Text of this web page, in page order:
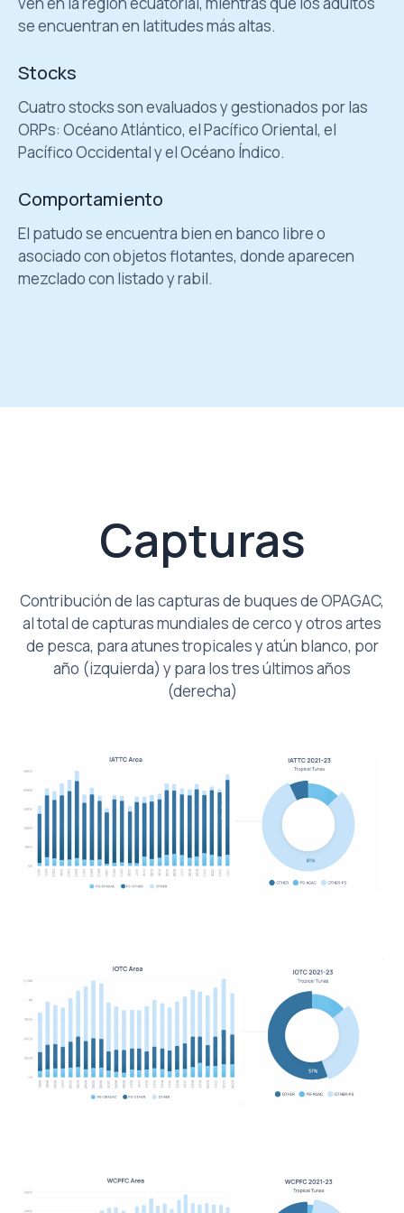
se encuentran en latitudes más altas.
Stocks
Cuatro stocks son evaluados y gestionados por las
ORPs: Océano Atlántico, el Pacífico Oriental, el
Pacífico Occidental y el Océano Índico.
Comportamiento
El patudo se encuentra bien en banco libre o
asociado con objetos flotantes, donde aparecen
mezclado con listado y rabil.
Capturas
Contribución de las capturas de buques de OPAGAC,
al total de capturas mundiales de cerco y otros artes
de pesca, para atunes tropicales y atún blanco, por
año (izquierda) y para los tres últimos años
(derecha)